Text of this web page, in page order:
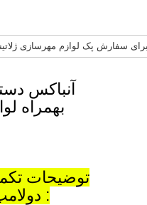
سفارش پک لوازم مهرسازی
آنباکس
بهمراه
توضیحات
دولامپ به همراه نمونه کارها :